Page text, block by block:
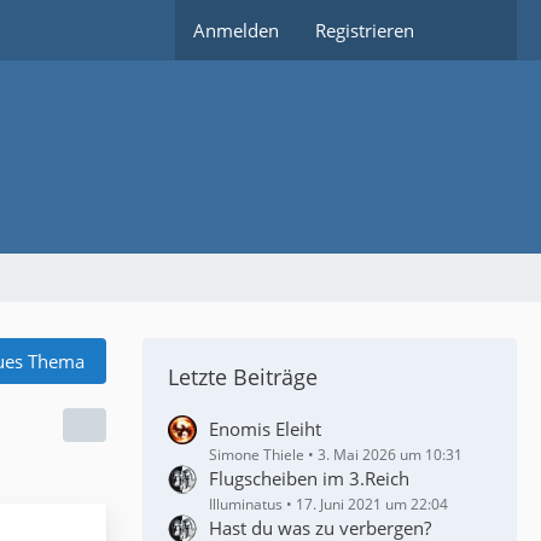
Anmelden Registrieren
Thema
Letzte Beiträge
Enomis Eleiht
Simone Thiele 3. Mai 2026 um 10:31
Flugscheiben im 3.Reich
Illuminatus 17. Juni 2021 um 22:04
Hast du was zu verbergen?